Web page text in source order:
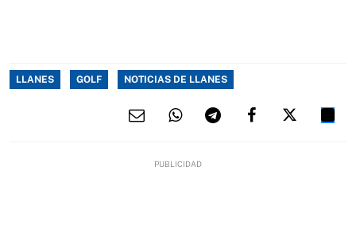
LLANES GOLF NOTICIAS DE LLANES